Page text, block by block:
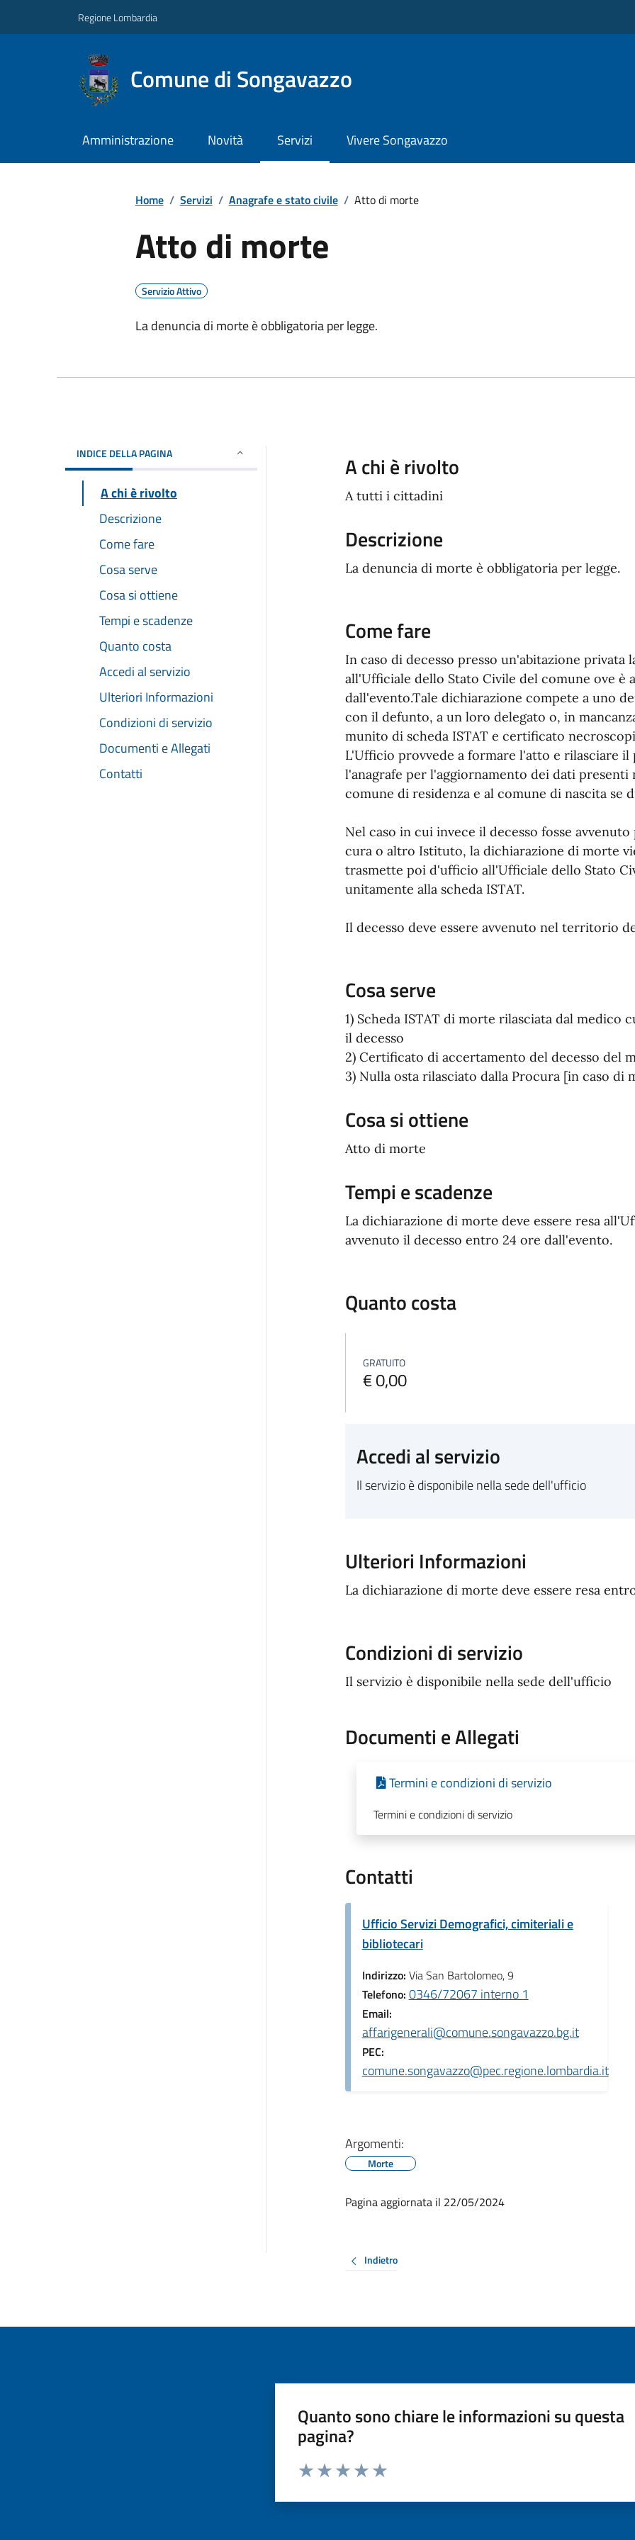
Regione Lombardia
Comune di Songavazzo
Amministrazione Novità Servizi Vivere Songavazzo
Home / Servizi / Anagrafe e stato civile / Atto di morte
Atto di morte
Servizio Attivo
La denuncia di morte è obbligatoria per legge.
INDICE DELLA PAGINA
A chi è rivolto
Descrizione
Come fare
Cosa serve
Cosa si ottiene
Tempi e scadenze
Quanto costa
Accedi al servizio
Ulteriori Informazioni
Condizioni di servizio
Documenti e Allegati
Contatti
A chi è rivolto
A tutti i cittadini
Descrizione
La denuncia di morte è obbligatoria per legge.
Come fare
In caso di decesso presso un'abitazione privata
all'Ufficiale dello Stato Civile del comune ove è
dall'evento.Tale dichiarazione compete a uno
con il defunto, a un loro delegato o, in
munito di scheda ISTAT e certificato
L'Ufficio provvede a formare l'atto e rilasciare
l'anagrafe per l'aggiornamento dei dati
comune di residenza e al comune di nascita se
Nel caso in cui invece il decesso fosse
cura o altro Istituto, la dichiarazione di morte
trasmette poi d'ufficio all'Ufficiale dello Stato
unitamente alla scheda ISTAT.
Il decesso deve essere avvenuto nel territorio
Cosa serve
1) Scheda ISTAT di morte rilasciata dal
il decesso
2) Certificato di accertamento del decesso del
3) Nulla osta rilasciato dalla Procura [in caso di
Cosa si ottiene
Atto di morte
Tempi e scadenze
La dichiarazione di morte deve essere resa
avvenuto il decesso entro 24 ore dall'evento.
Quanto costa
GRATUITO
€ 0,00
Accedi al servizio
Il servizio è disponibile nella sede dell'ufficio
Ulteriori Informazioni
La dichiarazione di morte deve essere resa
Condizioni di servizio
Il servizio è disponibile nella sede dell'ufficio
Documenti e Allegati
Termini e condizioni di servizio
Termini e condizioni di servizio
Contatti
Ufficio Servizi Demografici, cimiteriali e
bibliotecari
Indirizzo: Via San Bartolomeo, 9
Telefono:0346/72067 interno 1
Email:
affarigenerali@comune.songavazzo.bg.it
PEC:
comune.songavazzo@pec.regione.lombardia.it
Argomenti:
Morte
Pagina aggiornata il 22/05/2024
Indietro
Quanto sono chiare le informazioni su questa
pagina?
Valuta da 1 a 5 stelle la pagina